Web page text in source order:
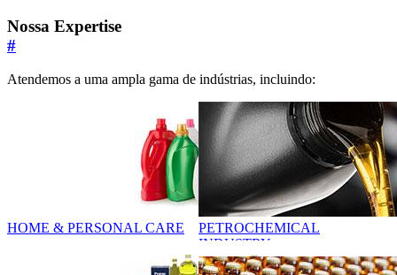
Nossa Expertise
#
Atendemos a uma ampla gama de indústrias, incluindo:
HOME & PERSONAL CARE
PETROCHEMICAL
INDUSTRY